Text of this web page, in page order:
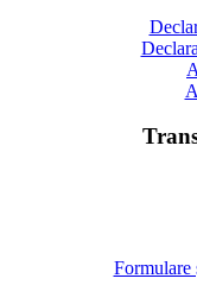
Formulare